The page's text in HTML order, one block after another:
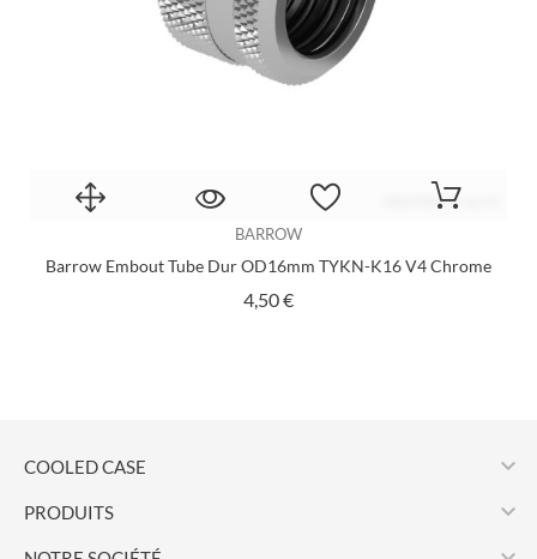
BARROW
Barrow Embout Tube Dur OD16mm TYKN-K16 V4 Chrome
4,50 €Prix
COOLED CASE 
PRODUITS 